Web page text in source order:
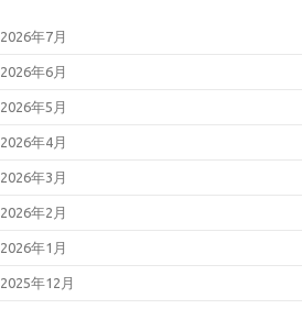
2026年7月
2026年6月
2026年5月
2026年4月
2026年3月
2026年2月
2026年1月
2025年12月